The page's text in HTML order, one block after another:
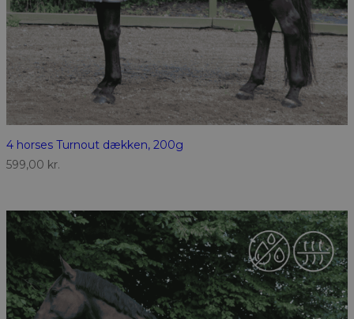
4 horses Turnout dækken, 200g
599,00 kr.